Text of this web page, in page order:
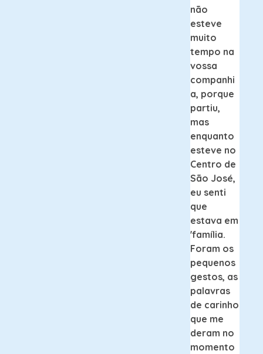
não
esteve
muito
tempo na
vossa
companhi
a, porque
partiu,
mas
enquanto
esteve no
Centro de
São José,
eu senti
que
estava em
'família.
Foram os
pequenos
gestos, as
palavras
de carinho
que me
deram no
momento